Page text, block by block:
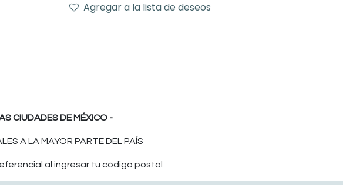
Agregar a la lista de deseos
CIUDADES DE MÉXICO -
A LA MAYOR PARTE DEL PAÍS
al ingresar tu código postal